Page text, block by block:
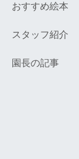
おすすめ絵本
スタッフ紹介
園長の記事